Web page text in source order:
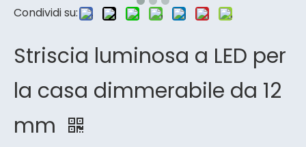
Condividi su:
Striscia luminosa a LED per
la casa dimmerabile da 12
mm